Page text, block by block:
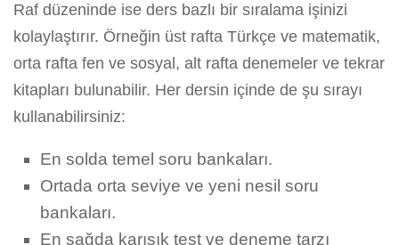
Raf düzeninde ise ders bazlı bir sıralama işinizi
kolaylaştırır. Örneğin üst rafta Türkçe ve matematik,
orta rafta fen ve sosyal, alt rafta denemeler ve tekrar
kitapları bulunabilir. Her dersin içinde de şu sırayı
kullanabilirsiniz:
En solda temel soru bankaları.
Ortada orta seviye ve yeni nesil soru
bankaları.
En sağda karışık test ve deneme tarzı